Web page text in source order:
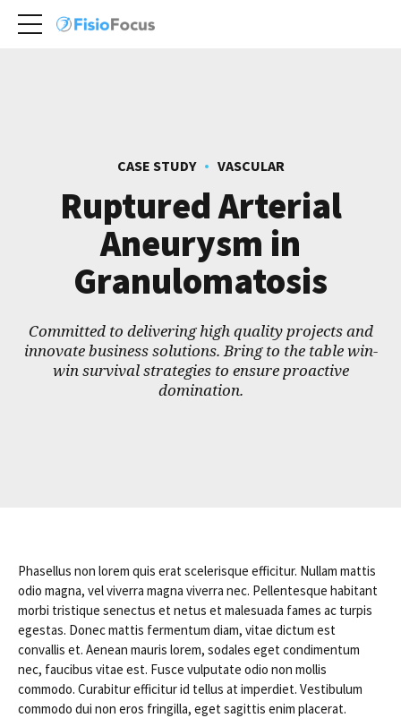
CASE STUDY VASCULAR
Ruptured Arterial
Aneurysm in
Granulomatosis
Committed to delivering high quality projects and
innovate business solutions. Bring to the table win-
win survival strategies to ensure proactive
domination.
Phasellus non lorem quis erat scelerisque efficitur. Nullam mattis
odio magna, vel viverra magna viverra nec. Pellentesque habitant
morbi tristique senectus et netus et malesuada fames ac turpis
egestas. Donec mattis fermentum diam, vitae dictum est
convallis et. Aenean mauris lorem, sodales eget condimentum
nec, faucibus vitae est. Fusce vulputate odio non mollis
commodo. Curabitur efficitur id tellus at imperdiet. Vestibulum
commodo dui non eros fringilla, eget sagittis enim placerat.